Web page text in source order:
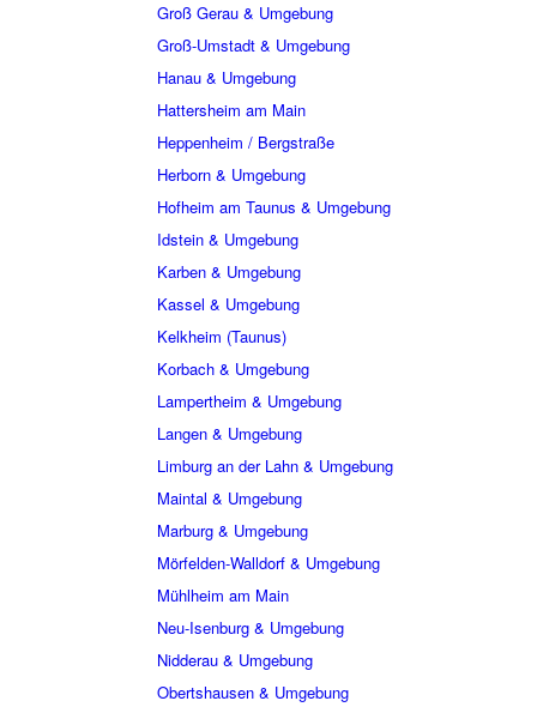
Groß Gerau & Umgebung
Groß-Umstadt & Umgebung
Hanau & Umgebung
Hattersheim am Main
Heppenheim / Bergstraße
Herborn & Umgebung
Hofheim am Taunus & Umgebung
Idstein & Umgebung
Karben & Umgebung
Kassel & Umgebung
Kelkheim (Taunus)
Korbach & Umgebung
Lampertheim & Umgebung
Langen & Umgebung
Limburg an der Lahn & Umgebung
Maintal & Umgebung
Marburg & Umgebung
Mörfelden-Walldorf & Umgebung
Mühlheim am Main
Neu-Isenburg & Umgebung
Nidderau & Umgebung
Obertshausen & Umgebung